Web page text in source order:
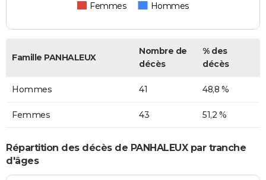
Femmes Hommes
Famille PANHALEUX
Nombre de
décès
% des
décès
Hommes 41 48,8 %
Femmes 43 51,2 %
Répartition des décès de PANHALEUX par tranche
d'âges